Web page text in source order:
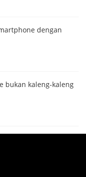
dengan
bukan kaleng-kaleng